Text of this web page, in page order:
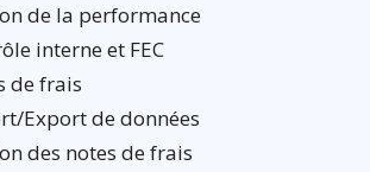
de la performance
interne et FEC
de frais
Export de données
des notes de frais